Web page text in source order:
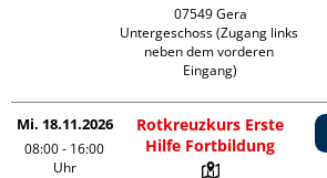
07549 Gera
Untergeschoss (Zugang links
neben dem vorderen
Eingang)
Mi. 18.11.2026
08:00 - 16:00
Uhr
Rotkreuzkurs Erste
Hilfe Fortbildung